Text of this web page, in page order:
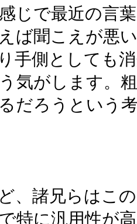
じで最近の言
ば聞こえが悪
手側としても
気がします。
だろうという
、諸兄らはこ
特に汎用性が